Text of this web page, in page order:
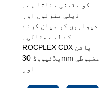
کو یقینی بناتا ہے۔
ذیلی منزلوں اور
دیواروں کو میان کرنے
کے لیے مثالی۔
ROCPLEX CDX پائن
پلائیووڈ 30mm مضبوطی